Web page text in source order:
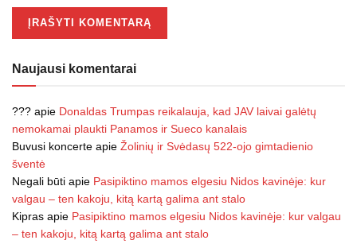
Naujausi komentarai
??? apie Donaldas Trumpas reikalauja, kad JAV laivai galėtų
nemokamai plaukti Panamos ir Sueco kanalais
Buvusi koncerte apie Žolinių ir Svėdasų 522-ojo gimtadienio
šventė
Negali būti apie Pasipiktino mamos elgesiu Nidos kavinėje: kur
valgau – ten kakoju, kitą kartą galima ant stalo
Kipras apie Pasipiktino mamos elgesiu Nidos kavinėje: kur valgau
– ten kakoju, kitą kartą galima ant stalo